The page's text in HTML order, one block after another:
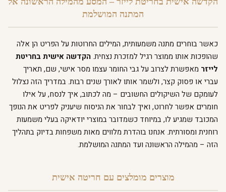
המתנה המושלמת
כאשר בוחרים מתנה משמעותית, המילים החרוטות על הפריט הן אלה
שהופכות אותו ממוצר רגיל למזכרת נצחית.הקדשה אישית בחריטת
לייזר מאפשרת לצרוב על גבי החומר עצמו מסר אישי, שם, תאריך
עברי או פסוק קצר, ולשמר אותו לאורך שנים רבות. במדריך הזה נצלול
לעומקם של השיקולים החשובים – מה לכתוב, איך לנסח, על אילו
חומרים אפשר לחרוט, ואיך לבחור את הניסוח שיעניק לפריט את הנופך
המכובד שמגיע לו, במיוחד כשמדובר במוצרי יודאיקה בעלי משמעות
רוחנית ומסורתית. אנחנו בוהדרת מלווים מאות משפחות בדיוק בתהליך
הזה – מהמילה הראשונה ועד המתנה המושלמת.
מוצרים מומלצים עם חריטה אישית